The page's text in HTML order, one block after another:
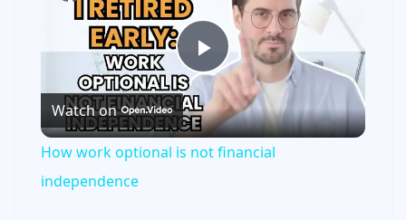
P
l
Watch on
How work optional is not financial
independence